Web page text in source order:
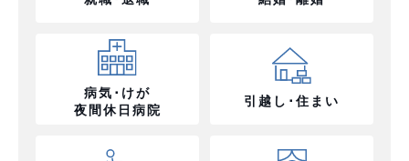
病気･けが
夜間休日病院
引越し･住まい